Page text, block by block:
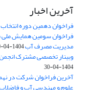
آخرین اخبار
فراخوان دهمین دوره انتخاب
فراخوان سومین همایش
مدیریت مصرف آب1404-04-30
وبینار تخصصی مشترک
1404-04-30
آخرین فراخوان شرکت در